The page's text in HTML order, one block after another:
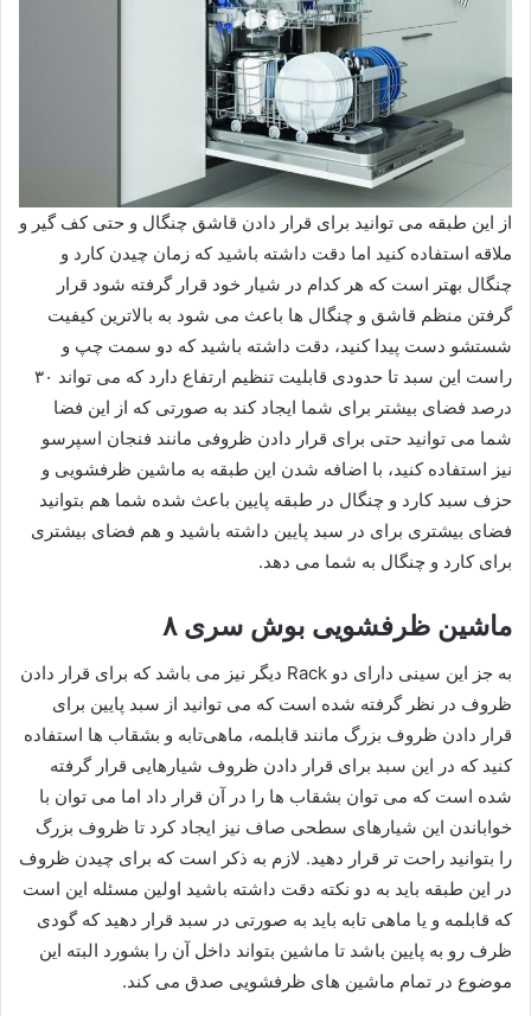
از این طبقه می توانید برای قرار دادن قاشق چنگال و حتی کف گیر و
ملاقه استفاده کنید اما دقت داشته باشید که زمان چیدن کارد و
چنگال بهتر است که هر کدام در شیار خود قرار گرفته شود قرار
گرفتن منظم قاشق و چنگال ها باعث می شود به بالاترین کیفیت
شستشو دست پیدا کنید، دقت داشته باشید که دو سمت چپ و
راست این سبد تا حدودی قابلیت تنظیم ارتفاع دارد که می تواند ۳۰
درصد فضای بیشتر برای شما ایجاد کند به صورتی که از این فضا
شما می توانید حتی برای قرار دادن ظروفی مانند فنجان اسپرسو
نیز استفاده کنید، با اضافه شدن این طبقه به ماشین ظرفشویی و
حزف سبد کارد و چنگال در طبقه پایین باعث شده شما هم بتوانید
فضای بیشتری برای در سبد پایین داشته باشید و هم فضای بیشتری
برای کارد و چنگال به شما می دهد.
ماشین‌ ظرفشویی بوش سری ۸
به جز این سینی دارای دو Rack دیگر نیز می باشد که برای قرار دادن
ظروف در نظر گرفته شده است که می توانید از سبد پایین برای
قرار دادن ظروف بزرگ مانند قابلمه، ماهی‌تابه و بشقاب ها استفاده
کنید که در این سبد برای قرار دادن ظروف شیارهایی قرار گرفته
شده است که می توان بشقاب ها را در آن قرار داد اما می توان با
خواباندن این شیارهای سطحی صاف نیز ایجاد کرد تا ظروف بزرگ
را بتوانید راحت تر قرار دهید. لازم به ذکر است که برای چیدن ظروف
در این طبقه باید به دو نکته دقت داشته باشید اولین مسئله این است
که قابلمه و یا ماهی تابه باید به صورتی در سبد قرار دهید که گودی
ظرف رو به پایین باشد تا ماشین بتواند داخل آن را بشورد البته این
موضوع در تمام ماشین های ظرفشویی صدق می کند.